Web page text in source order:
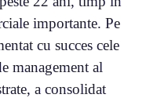
importante. Pe
cu succes cele
management al
a consolidat